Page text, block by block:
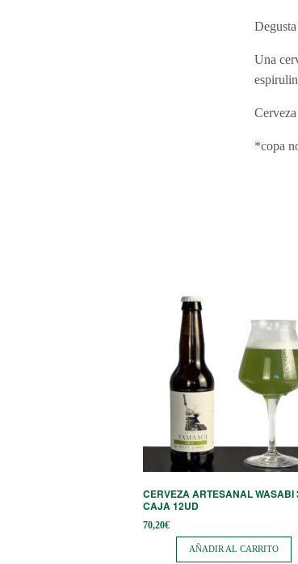
Una
*copa
CERVEZA ARTESANAL WASABI
CAJA 12UD
70,20€
AÑADIR AL CARRITO